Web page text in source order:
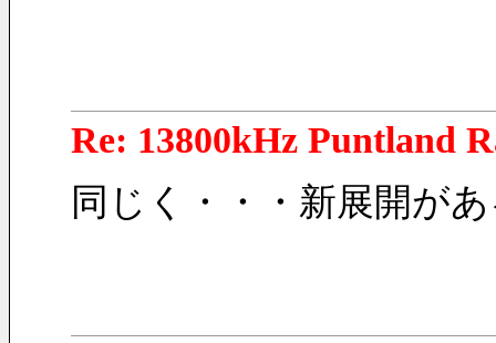
Re: 13800kHz Puntland
同じく・・・新展開が